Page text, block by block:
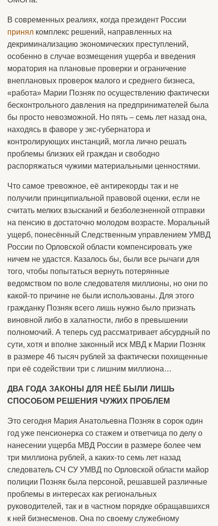
В современных реалиях, когда президент России
принял комплекс решений, направленных на
декриминализацию экономических преступлений,
особенно в случае возмещения ущерба и введения
моратория на плановые проверки и ограничение
внеплановых проверок малого и среднего бизнеса,
«работа» Марии Позняк по осуществлению фактически
бесконтрольного давления на предпринимателей была
бы просто невозможной. Но пять – семь лет назад она,
находясь в фаворе у экс-губернатора и
контролирующих инстанций, могла лично решать
проблемы близких ей граждан и свободно
распоряжаться чужими материальными ценностями.
Что самое тревожное, её антирекорды так и не
получили принципиальной правовой оценки, если не
считать мелких взысканий и безболезненной отправки
на пенсию в достаточно молодом возрасте. Моральный
ущерб, понесённый Следственным управлением УМВД
России по Орловской области компенсировать уже
ничем не удастся. Казалось бы, были все рычаги для
того, чтобы попытаться вернуть потерянные
ведомством по воле следователя миллионы, но они по
какой-то причине не были использованы. Для этого
гражданку Позняк всего лишь нужно было признать
виновной либо в халатности, либо в превышении
полномочий. А теперь суд рассматривает абсурдный по
сути, хотя и вполне законный иск МВД к Марии Позняк
в размере 46 тысяч рублей за фактически похищенные
при её содействии три с лишним миллиона…
ДВА ГОДА ЗАКОНЫ ДЛЯ НЕЁ БЫЛИ ЛИШЬ
СПОСОБОМ РЕШЕНИЯ ЧУЖИХ ПРОБЛЕМ
Это сегодня Мария Анатольевна Позняк в сорок один
год уже пенсионерка со стажем и ответчица по делу о
нанесении ущерба МВД России в размере более чем
три миллиона рублей, а каких-то семь лет назад
следователь СЧ СУ УМВД по Орловской области майор
полиции Позняк была персоной, решавшей различные
проблемы в интересах как региональных
руководителей, так и в частном порядке обращавшихся
к ней бизнесменов. Она по своему служебному